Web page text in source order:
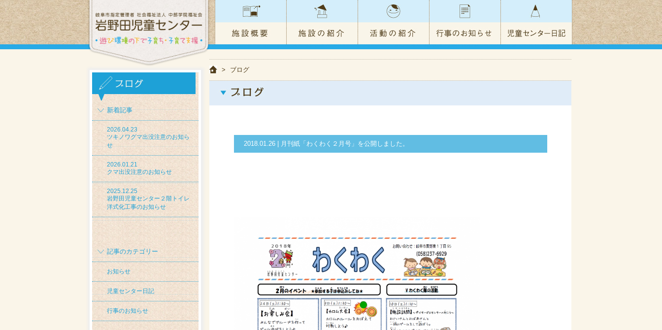
新着記事
2026.04.23
ツキノワグマ出没注意のお知ら
せ
2026.01.21
クマ出没注意のお知らせ
2025.12.25
岩野田児童センター２階トイレ
洋式化工事のお知らせ
記事のカテゴリー
お知らせ
児童センター日記
行事のお知らせ
> ブログ
2018.01.26 | 月刊紙「わくわく２月号」を公開しました。